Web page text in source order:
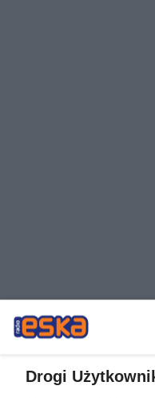
Drogi